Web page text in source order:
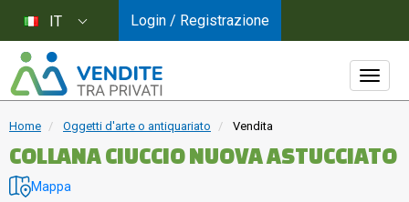
Home Oggetti d'arte o antiquariato Vendita
COLLANA CIUCCIO NUOVA ASTUCCIATO
Mappa
IT Login / Registrazione